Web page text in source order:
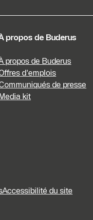
propos de Buderus
propos de Buderus
d'emplois
de presse
kit
Accessibilité du site